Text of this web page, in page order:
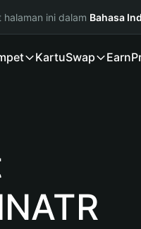
halaman ini dalam Bahasa
KartuSwap Earn